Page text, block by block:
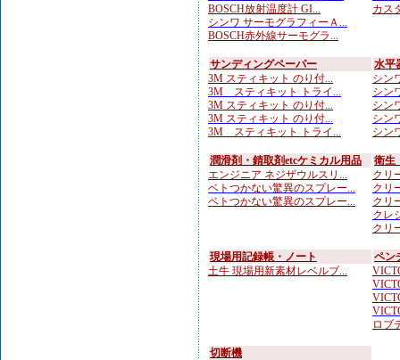
BOSCH放射温度計 GI...
シンワ サーモグラフィーＡ...
BOSCH赤外線サーモグラ...
カス
サンディングペーパー
3M スティキット のり付...
3M スティキット トライ...
3M スティキット のり付...
3M スティキット のり付...
3M スティキット トライ...
水平
シン
シン
シン
シン
シン
潤滑剤・錆取剤etcケミカル用品
エンジニア ネジザウルスリ...
ベトつかない驚異のスプレー...
ベトつかない驚異のスプレー...
衛生
クリ
クリ
クリ
クレ
クリ
現場用記録帳・ノート
土牛 現場用新素材レベルブ...
ペン
ロブ
切断機